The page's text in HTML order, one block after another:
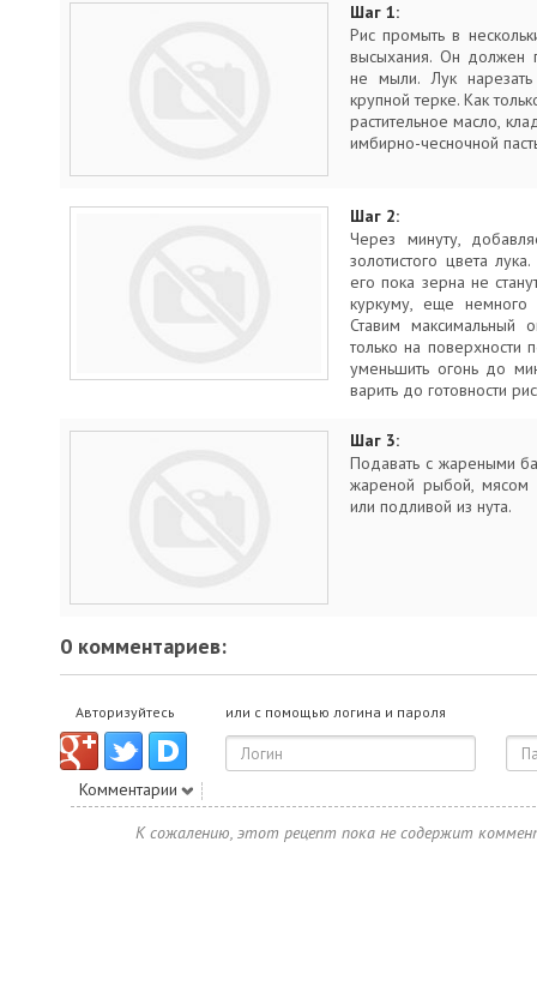
Шаг 1:
Рис промыть в
высыхания. Он должен
не мыли. Лук
крупной терке. Как
растительное масло,
имбирно-чесночной
Шаг 2:
Через минуту,
золотистого цвета
его пока зерна не
куркуму, еще
Ставим максимальный
только на поверхности
уменьшить огонь до
варить до готовности
Шаг 3:
Подавать с жареными
жареной рыбой, мясом
или подливой из нута.
0 комментариев:
Авторизуйтесь или с помощью логина и пароля
Комментарии
К сожалению, этот рецепт пока не содержит